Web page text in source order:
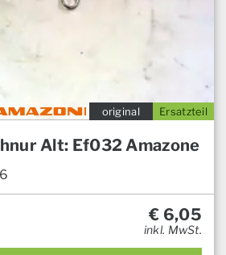
Ersatzteil
original
Alt: Ef032 Amazone
€ 6,05
inkl. MwSt.